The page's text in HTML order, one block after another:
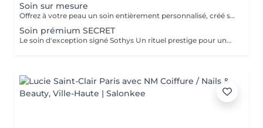
Soin sur mesure
Offrez à votre peau un soin entièrement personnalisé, créé sur mesure par votre experte Sothys selon ses besoins du moment. Grâce à un analyseur professionnel et à l'il expert de votre esthéticienne, nous évaluons différents paramètres essentiels : hydratation, sébum, profondeur des rides, état de la barrière cutanée et bien d'autres mesures. Ce diagnostic précis permet d'identifier les besoins réels de votre peau et d'adapter chaque étape du soin : nettoyage profond, exfoliation ciblée, modelage expert, masque haute performance et sélection d'actifs Sothys selon votre objectif hydratation, éclat, apaisement, anti-âge ou pureté. Un seul soin, des milliers de possibilités, pour rééquilibrer votre peau et révéler un teint plus lumineux, plus lisse et plus uniforme dès la première séance. Un véritable point de départ pour construire une routine beauté efficace, avec des soins et des produits parfaitement adaptés à votre peau.
Soin prémium SECRET
Le soin d'exception signé Sothys Un rituel prestige pour une transformation visible de la peau et une expérience sensorielle incomparable. Ce soin d'exception combine des manoeuvres expertes Sothys, des textures nobles, un double modelage visage sur-mesure et un masque haute performance pour lisser, repulper et illuminer intensément la peau. Grâce à une séquence unique de gestes précis et enveloppants, le Rituel Secret offre un moment de lâcher-prise total et des résultats visibles dès la première séance : peau éclatante, lissée, revitalisée et profondément nourrie. Un soin rare, élégant, pensé pour les clientes exigeantes qui recherchent : - une expérience prémium, - des résultats anti-âge visibles rapidement, - un moment d'exception, hors du temps, réservé aux instituts experts Sothys.